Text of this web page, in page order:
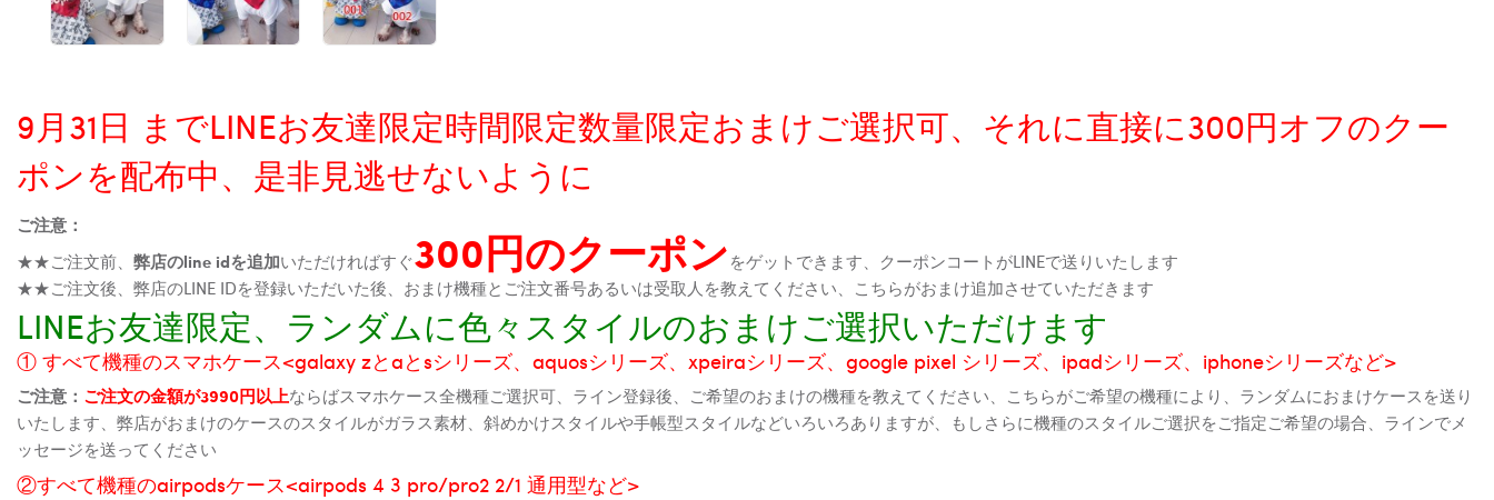
9月31日 までLINEお友達限定時間限定数量限定おまけご選択可、それに直接に300円オフのクー
ポンを配布中、是非見逃せないように
ご注意：
★★ご注文前、 弊店のline idを追加いただければすぐ300円のクーポンをゲットできます、クーポンコートがLINEで送りいたします
★★ご注文後、弊店のLINE IDを登録いただいた後、おまけ機種とご注文番号あるいは受取人を教えてください、こちらがおまけ追加させていただきます
LINEお友達限定、ランダムに色々スタイルのおまけご選択いただけます
① すべて機種のスマホケース<galaxy zとaとsシリーズ、aquosシリーズ、xpeiraシリーズ、google pixel シリーズ、ipadシリーズ、iphoneシリーズなど>
ご注意： ご注文の金額が3990円以上ならばスマホケース全機種ご選択可、ライン登録後、ご希望のおまけの機種を教えてください、こちらがご希望の機種により、ランダムにおまけケースを送り
いたします、弊店がおまけのケースのスタイルがガラス素材、斜めかけスタイルや手帳型スタイルなどいろいろありますが、もしさらに機種のスタイルご選択をご指定ご希望の場合、ラインでメ
ッセージを送ってください
②すべて機種のairpodsケース<airpods 4 3 pro/pro2 2/1 通用型など>